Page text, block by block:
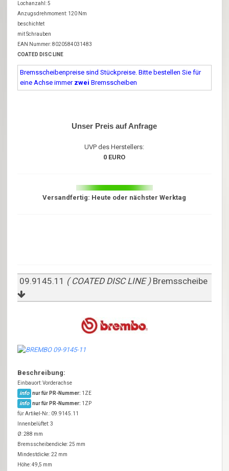
Lochanzahl: 5
Anzugsdrehmoment: 120 Nm
beschichtet
mit Schrauben
EAN Nummer: 8020584031483
COATED DISC LINE
Bremsscheibenpreise sind Stückpreise. Bitte bestellen Sie für
eine Achse immer zwei Bremsscheiben
Unser Preis auf Anfrage
UVP des Herstellers:
0 EURO
Versandfertig: Heute oder nächster Werktag
09.9145.11 ( COATED DISC LINE ) Bremsscheibe
Beschreibung:
Einbauort: Vorderachse
info nur für PR-Nummer: 1ZE
info nur für PR-Nummer: 1ZP
für Artikel-Nr.: 09.9145.11
Innenbelüftet: 3
Ø: 288 mm
Bremsscheibendicke: 25 mm
Mindestdicke: 22 mm
Höhe: 49,5 mm